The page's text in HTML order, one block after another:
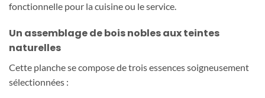
fonctionnelle pour la cuisine ou le service.
Un assemblage de bois nobles aux teintes
naturelles
Cette planche se compose de trois essences soigneusement
sélectionnées :